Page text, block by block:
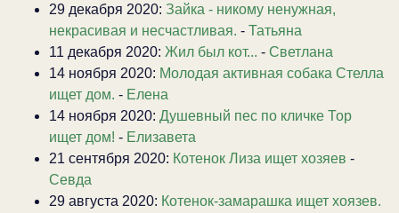
29 декабря 2020: Зайка - никому ненужная,
некрасивая и несчастливая. - Татьяна
11 декабря 2020: Жил был кот... - Светлана
14 ноября 2020: Молодая активная собака Стелла
ищет дом. - Елена
14 ноября 2020: Душевный пес по кличке Тор
ищет дом! - Елизавета
21 сентября 2020: Котенок Лиза ищет хозяев -
Севда
29 августа 2020: Котенок-замарашка ищет хоязев.